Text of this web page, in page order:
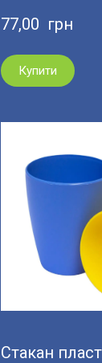
77,00  грн
Купити
Стакан